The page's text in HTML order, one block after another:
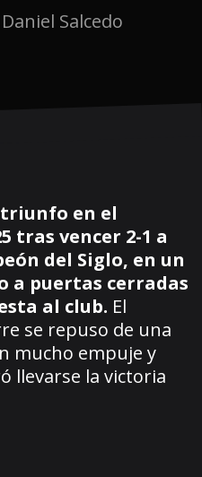
Daniel Salcedo
en el
tras vencer 2-1 a
del Siglo, en un
a puertas cerradas
al club. El
se repuso de una
mucho empuje y
llevarse la victoria